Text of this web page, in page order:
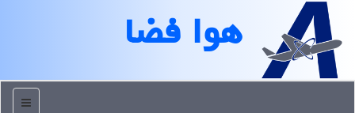
هوا فضا
منو